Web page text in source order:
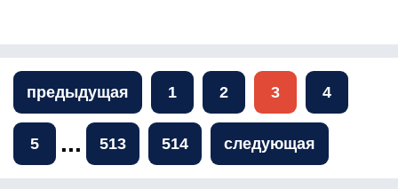
предыдущая 1 2 3 4
5 ... 513 514 следующая